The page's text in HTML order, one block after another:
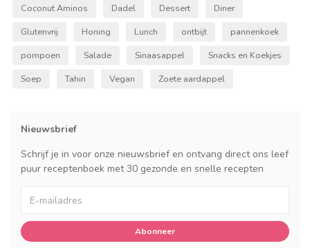
Coconut Aminos
Dadel Dessert
Diner
Glutenvrij
Honing Lunch ontbijt
pannenkoek
pompoen
Salade Sinaasappel
Snacks en Koekjes
Soep
Tahin Vegan Zoete aardappel
Nieuwsbrief
Schrijf je in voor onze nieuwsbrief en ontvang direct ons leef
puur receptenboek met 30 gezonde en snelle recepten
Abonneer